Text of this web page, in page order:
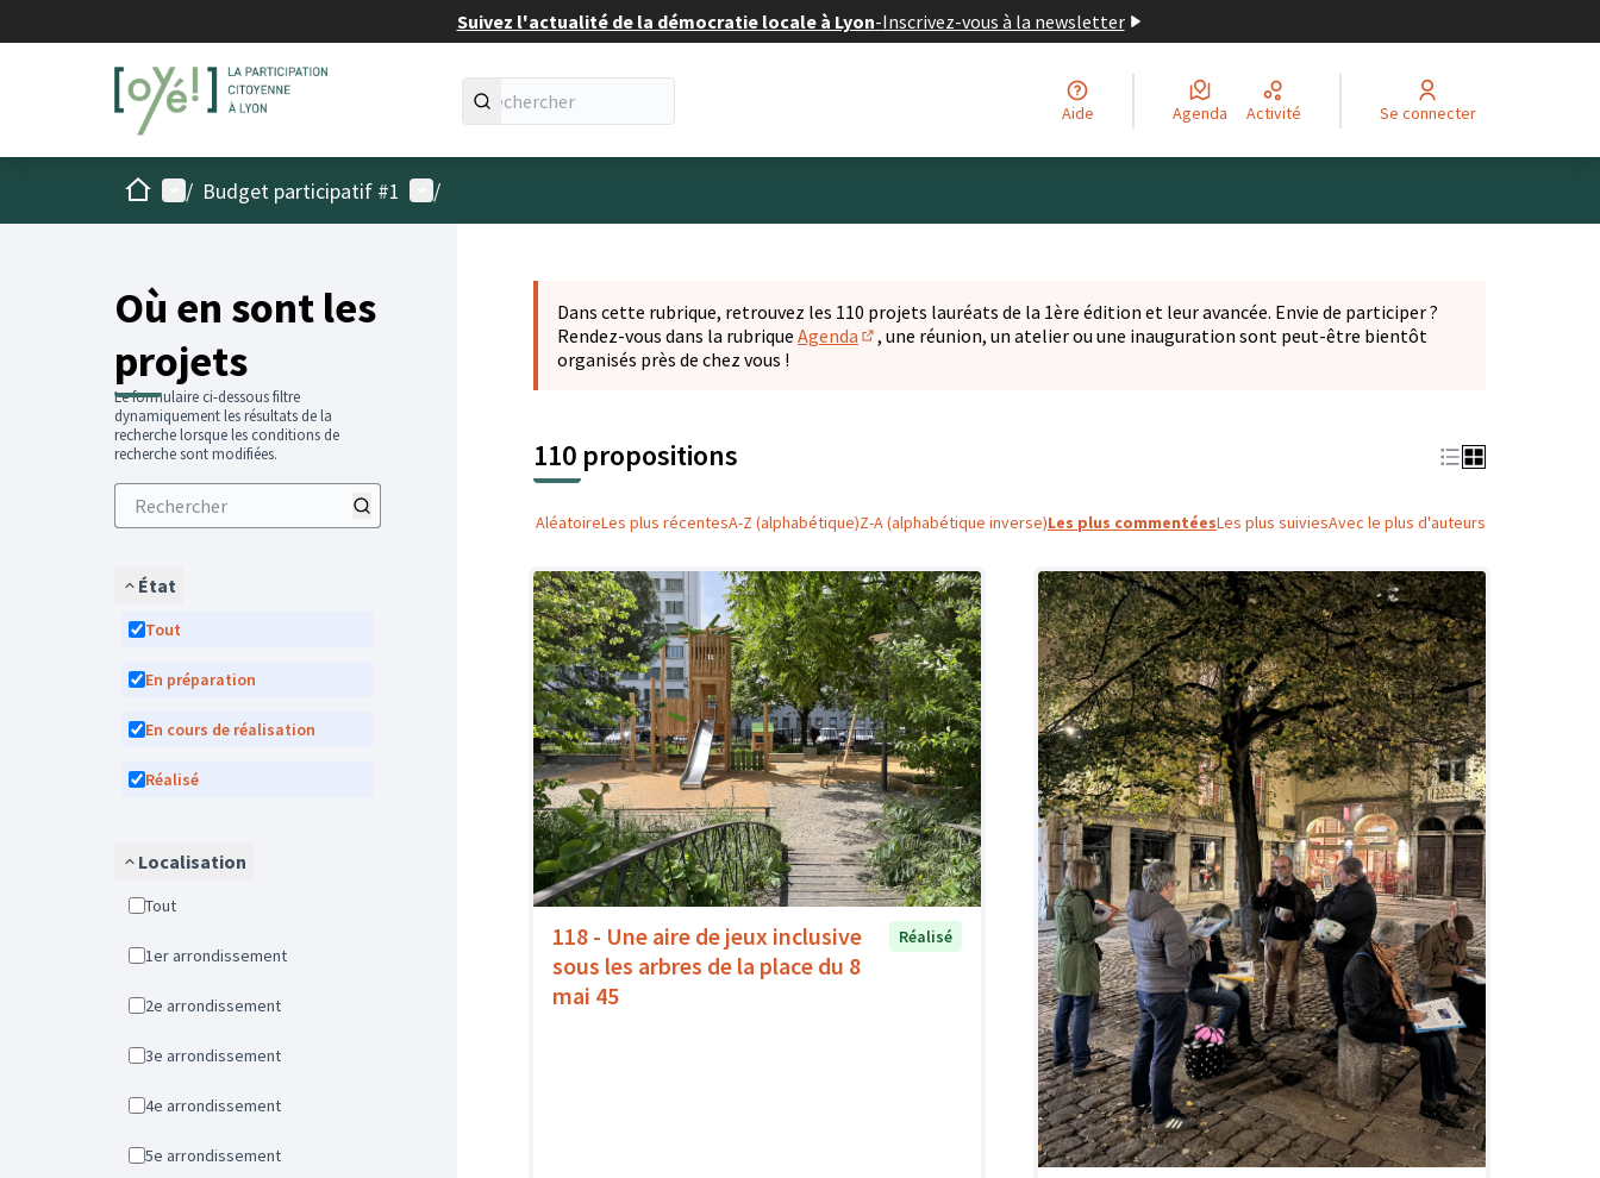
Suivez l'actualité de la démocratie locale à Lyon-Inscrivez-vous à la newsletter
Aide Agenda Activité Se connecter
AccueilMenu principal
/ Budget participatif #1 Menu utilisateur
/
Où en sont les
projets
Le formulaire ci-dessous filtre
dynamiquement les résultats de la
recherche lorsque les conditions de
recherche sont modifiées.
État
Tout
En préparation
En cours de réalisation
Réalisé
Localisation
Tout
1er arrondissement
2e arrondissement
3e arrondissement
4e arrondissement
5e arrondissement
Dans cette rubrique, retrouvez les 110 projets lauréats de la 1ère édition et leur avancée. Envie de participer ?
Rendez-vous dans la rubrique Agenda
(S'ouvre dans un nouvel onglet)
, une réunion, un atelier ou une inauguration sont peut-être bientôt
organisés près de chez vous !
110 propositions
AléatoireLes plus récentesA-Z (alphabétique)Z-A (alphabétique inverse)Les plus commentéesLes plus suiviesAvec le plus d'auteurs
118 - Une aire de jeux inclusive
sous les arbres de la place du 8
mai 45
Réalisé